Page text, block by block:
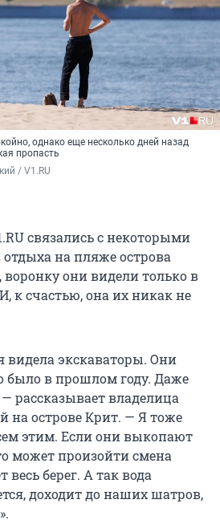
однако еще несколько дней назад
пропасть
/ V1.RU
связались с некоторыми
отдыха на пляже острова
они видели только в
к счастью, она их никак не
видела экскаваторы. Они
было в прошлом году. Даже
рассказывает владелица
на острове Крит. — Я тоже
этим. Если они выкопают
может произойти смена
весь берег. А так вода
доходит до наших шатров,